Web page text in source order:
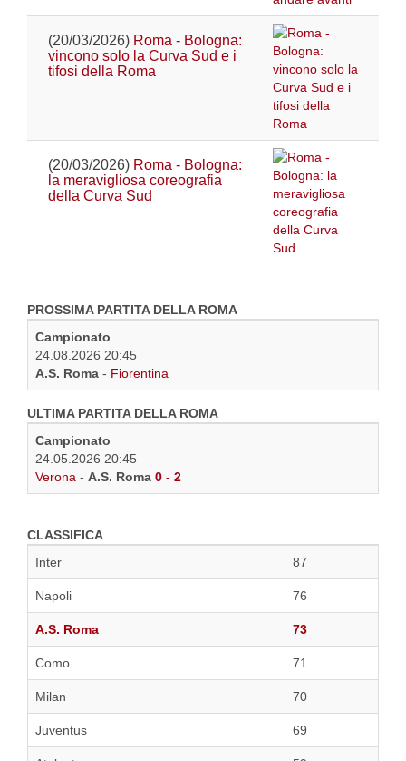
(20/03/2026) Roma - Bologna:
vincono solo la Curva Sud e i
tifosi della Roma
(20/03/2026) Roma - Bologna:
la meravigliosa coreografia
della Curva Sud
PROSSIMA PARTITA DELLA ROMA
Campionato
24.08.2026 20:45
A.S. Roma - Fiorentina
ULTIMA PARTITA DELLA ROMA
Campionato
24.05.2026 20:45
Verona - A.S. Roma 0 - 2
CLASSIFICA
Inter
87
Napoli 76
A.S. Roma 73
Como 71
Milan 70
Juventus 69